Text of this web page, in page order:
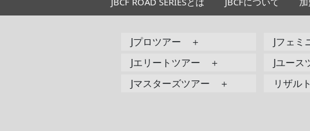
Jプロツアー ＋
Jエリートツアー ＋
Jマスターズツアー ＋
Jフェ
Jユー
リザル